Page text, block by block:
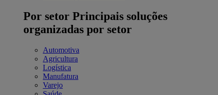
Por setor Principais soluções
organizadas por setor
Automotiva
Agricultura
Logística
Manufatura
Varejo